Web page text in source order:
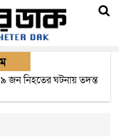
পাচ্ছে ৫ লাখ টাকা করে